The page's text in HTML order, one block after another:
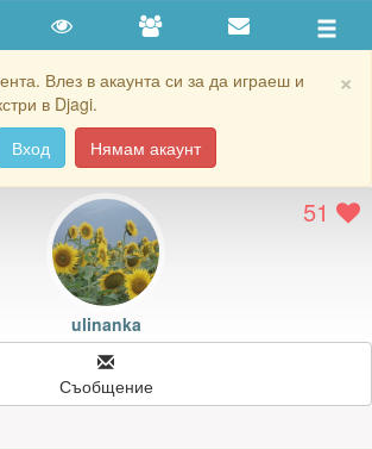
×
Влез в акаунта си за да играеш и
в Djagi.
Вход
Нямам акаунт
игри
ulinanka
ulinanka
51
ulinanka
Съобщение